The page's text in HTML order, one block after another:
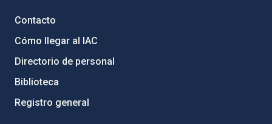
Contacto
Cómo llegar al IAC
Directorio de personal
Biblioteca
Registro general